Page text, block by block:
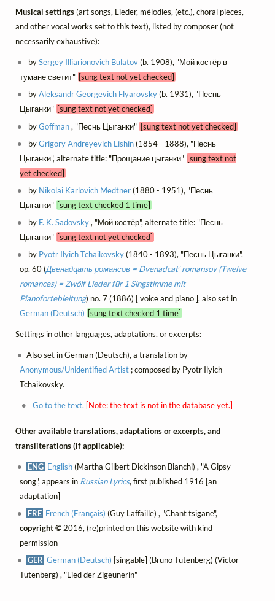
Musical settings(art songs, Lieder, mélodies, (etc.), choral pieces,
and other vocal works set to this text), listed by composer (not
necessarily exhaustive):
bySergey Illiarionovich Bulatov(b. 1908), "Мой костёр в
тумане светит" [sung text not yet checked]
byAleksandr Georgevich Flyarovsky(b. 1931), "Песнь
Цыганки" [sung text not yet checked]
byGoffman, "Песнь Цыганки"[sung text not yet checked]
byGrigory Andreyevich Lishin(1854 - 1888), "Песнь
Цыганки", alternate title: "Прощание цыганки" [sung text not
yet checked]
by Nikolai Karlovich Medtner(1880 - 1951), "Песнь
Цыганки" [sung text checked 1 time]
by F. K. Sadovsky, "Мой костёр", alternate title: "Песнь
Цыганки" [sung text not yet checked]
by Pyotr Ilyich Tchaikovsky(1840 - 1893), "Песнь Цыганки",
op. 60 (Двенадцать романсов = Dvenadcat' romansov (Twelve
romances) = Zwölf Lieder für 1 Singstimme mit
Pianofortebleitung) no. 7 (1886) [ voice and piano ], also set in
German (Deutsch) [sung text checked 1 time]
Settings in other languages, adaptations, or excerpts:
Also set in German (Deutsch), a translation by
Anonymous/Unidentified Artist; composed by Pyotr Ilyich
Tchaikovsky.
Go to the text. [Note: the text is not in the database yet.]
Other available translations, adaptations or excerpts, and
transliterations (if applicable):
ENG English(Martha Gilbert Dickinson Bianchi) , "A Gipsy
song", appears in Russian Lyrics, first published 1916 [an
adaptation]
FRE French (Français) (Guy Laffaille) , "Chant tsigane",
copyright ©2016, (re)printed on this website with kind
permission
GER German (Deutsch) [singable] (Bruno Tutenberg) (Victor
Tutenberg) , "Lied der Zigeunerin"